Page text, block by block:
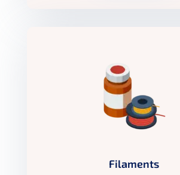
Filaments